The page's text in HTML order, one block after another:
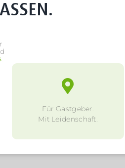
.
Für Gastgeber.
Mit Leidenschaft.